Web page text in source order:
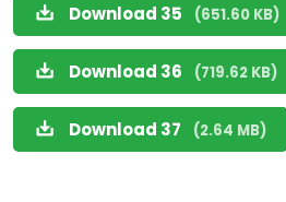
Download 35 (651.60 KB)
Download 36 (719.62 KB)
Download 37 (2.64 MB)